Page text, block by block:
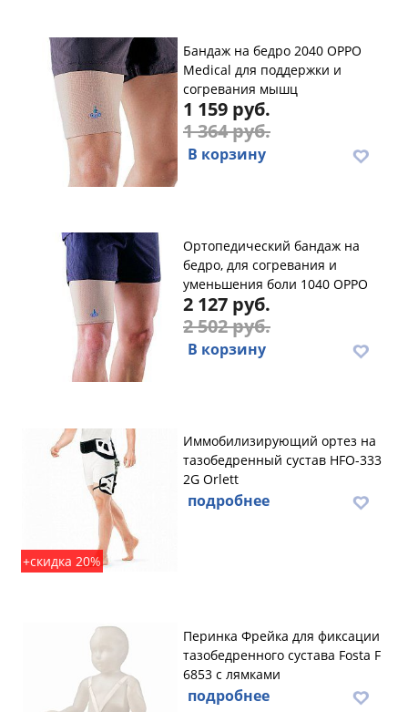
Бандаж на бедро 2040 OPPO
Medical для поддержки и
согревания мышц
1 159 руб.
1 364 руб.
В корзину
Ортопедический бандаж на
бедро, для согревания и
уменьшения боли 1040 OPPO
2 127 руб.
2 502 руб.
В корзину
+скидка 20%
Иммобилизирующий ортез на
тазобедренный сустав HFO-333
2G Orlett
подробнее
Перинка Фрейка для фиксации
тазобедренного сустава Fosta F
6853 с лямками
подробнее